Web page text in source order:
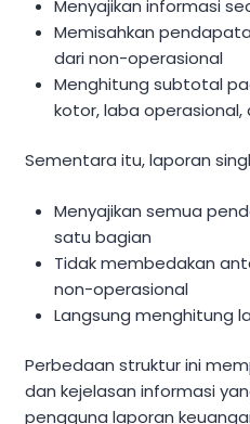
Menyajikan informasi
Memisahkan
dari non-operasional
Menghitung subtotal
kotor, laba operasional,
Sementara itu, laporan
Menyajikan semua
satu bagian
Tidak membedakan
non-operasional
Langsung menghitung
Perbedaan struktur ini
dan kejelasan informasi
pengguna laporan